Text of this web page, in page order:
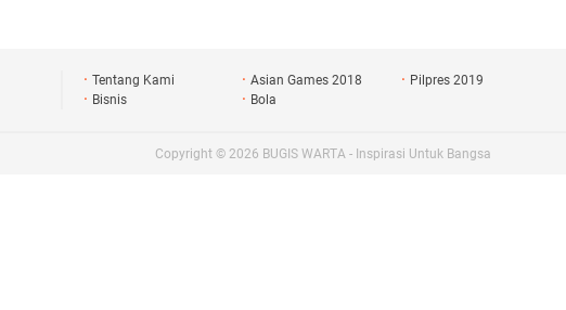
Tentang Kami Asian Games 2018
Pilpres 2019
Bisnis
Bola
Copyright © 2026 BUGIS WARTA - Inspirasi Untuk Bangsa